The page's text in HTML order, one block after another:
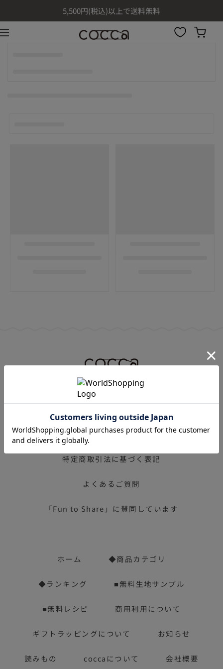
進む
5,500円(税込)以上で送料無料
プライバシーポリシー
特定商取引法に基づく表記
よくあるご質問
「Fun to Share」に賛同しています
ホーム ◆商品カテゴリ
◆ランキング ■無料生地サンプル
■無料レシピ 商用利用について
ギフトラッピングについて お知らせ
読みもの coccaについて 会社概要